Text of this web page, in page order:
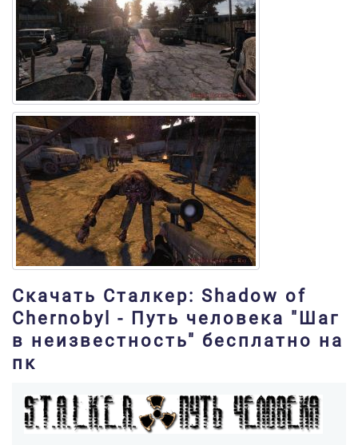
Скачать Сталкер: Shadow of
Chernobyl - Путь человека "Шаг
в неизвестность" бесплатно на
пк